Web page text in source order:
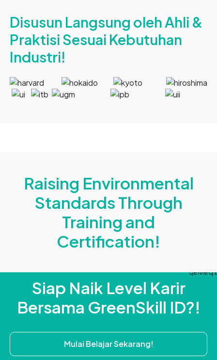
Disusun Langsung oleh Ahli &
Praktisi Sesuai Kebutuhan
Industri!
Raising Environmental
Standards Through
Training and
Certification!
Siap Naik Level Karir
Bersama GreenSkill ID?!
Mulai Belajar Sekarang!